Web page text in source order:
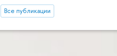
Все публикации